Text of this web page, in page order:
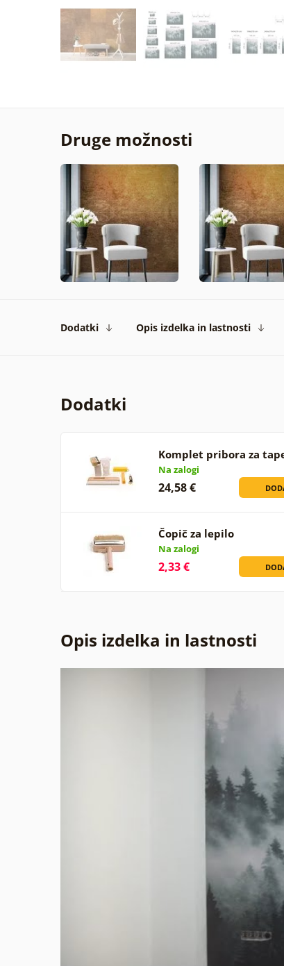
Druge možnosti
Dodatki Opis izdelka in lastnosti
Dodatki
Komplet pribora za
Na zalogi
24,58 €
Čopič za lepilo
Na zalogi
2,33 €
Opis izdelka in lastnosti